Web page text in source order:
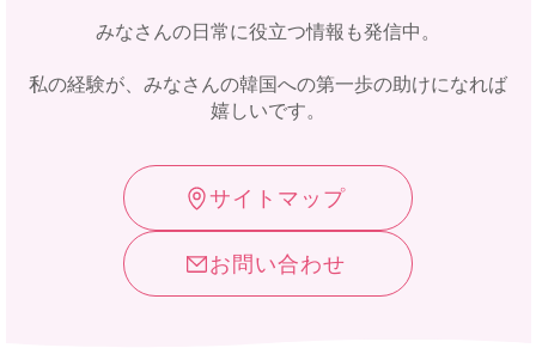
みなさんの日常に役立つ情報も発信中。
私の経験が、みなさんの韓国への第一歩の助けになれば
嬉しいです。
サイトマップ
お問い合わせ